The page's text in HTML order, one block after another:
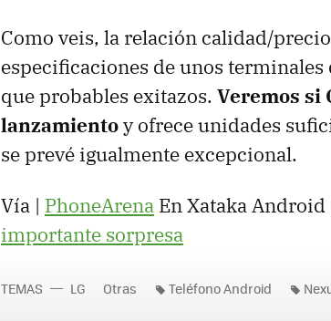
Como veis, la relación calidad/
especificaciones de unos
que probables exitazos. Veremos si
lanzamientoy ofrece unidades
se prevé igualmente excepcional.
Vía | PhoneArena En Xataka Android
importante sorpresa
TEMAS LG Otras Teléfono Android